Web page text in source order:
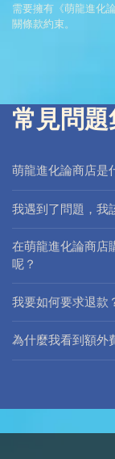
需要擁有《萌龍進化
關條款約束。
常見問題
萌龍進化論商店是
我遇到了問題，我
在萌龍進化論商店
呢？
我要如何要求退款
為什麼我看到額外